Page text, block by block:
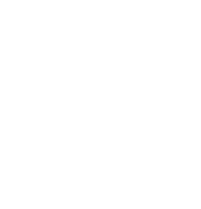
du